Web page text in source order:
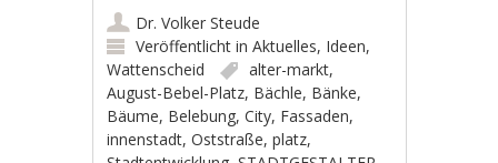
Dr. Volker Steude
Veröffentlicht inAktuelles, Ideen,
Wattenscheid
alter-markt,
August-Bebel-Platz, Bächle, Bänke,
Bäume, Belebung,City, Fassaden,
innenstadt,Oststraße,platz,